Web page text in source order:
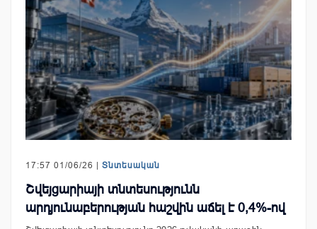
17:57 01/06/26 | Տնտեսական
Շվեյցարիայի տնտեսությունն
արդյունաբերության հաշվին աճել է 0,4%-ով